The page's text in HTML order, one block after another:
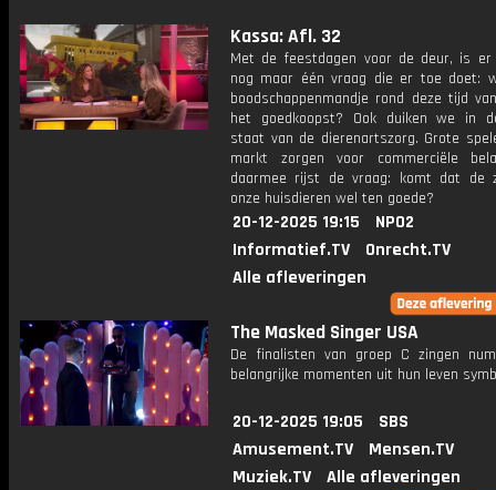
Kassa: Afl. 32
Met de feestdagen voor de deur, is er
nog maar één vraag die er toe doet:
boodschappenmandje rond deze tijd
het goedkoopst? Ook duiken we in
staat van de dierenartszorg. Grote
markt zorgen voor commerciële
daarmee rijst de vraag: komt dat de
onze huisdieren wel ten goede?
20-12-2025 19:15
NPO2
Informatief.TV
Onrecht.TV
Alle afleveringen
The Masked Singer USA
De finalisten van groep C zingen
belangrijke momenten uit hun leven
20-12-2025 19:05
SBS
Amusement.TV
Mensen.TV
Muziek.TV
Alle afleveringen